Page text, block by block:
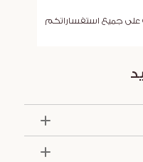
على جميع استفساراتكم